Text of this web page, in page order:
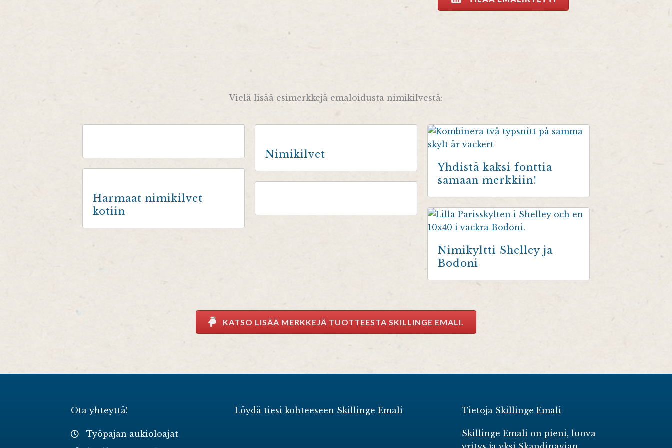
Vielä lisää esimerkkejä emaloidusta nimikilvestä:
Nimikilvet
Yhdistä kaksi fonttia
samaan merkkiin!
Harmaat nimikilvet
kotiin
Nimikyltti Shelley ja
Bodoni
KATSO LISÄÄ MERKKEJÄ TUOTTEESTA SKILLINGE EMALI.
Ota yhteyttä!
Työpajan aukioloajat
Löydä tiesi kohteeseen Skillinge Emali Tietoja Skillinge Emali
Skillinge Emali on pieni, luova